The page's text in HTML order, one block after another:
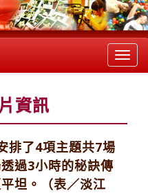
資訊
排了4項主題共7場
過3小時的秘訣傳
坦。（表／淡江